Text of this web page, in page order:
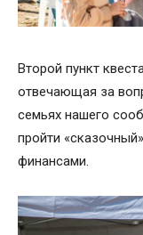
Второй пункт
отвечающая за
семьях нашего
пройти
финансами.